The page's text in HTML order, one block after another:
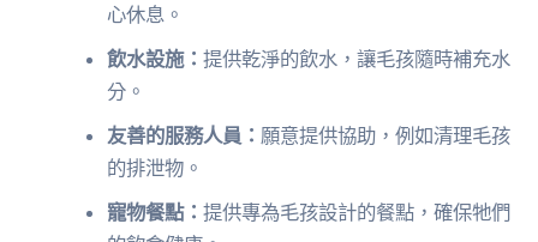
心休息。
飲水設施：提供乾淨的飲水，讓毛孩隨時補充水
分。
友善的服務人員： 願意提供協助，例如清理毛孩
的排泄物。
寵物餐點：提供專為毛孩設計的餐點，確保牠們